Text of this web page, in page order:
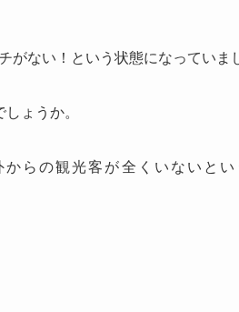
がない！という状態になっていま
ょうか。
らの観光客が全くいないと